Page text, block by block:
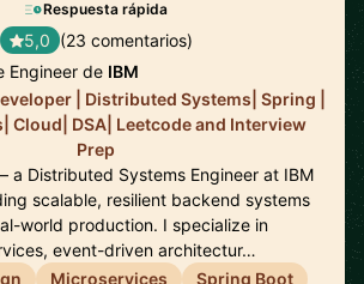
Respuesta rápida
5,0 (23 comentarios)
Engineer de IBM
| Distributed Systems| Spring |
Cloud| DSA| Leetcode and Interview
Prep
a Distributed Systems Engineer at IBM
scalable, resilient backend systems
world production. I specialize in
event-driven architectur…
Microservices
Spring Boot